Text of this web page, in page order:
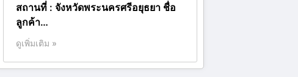
สถานที่ : จังหวัดพระนครศรีอยุธยา ชื่อ
ลูกค้า…
ดูเพิ่มเติม »